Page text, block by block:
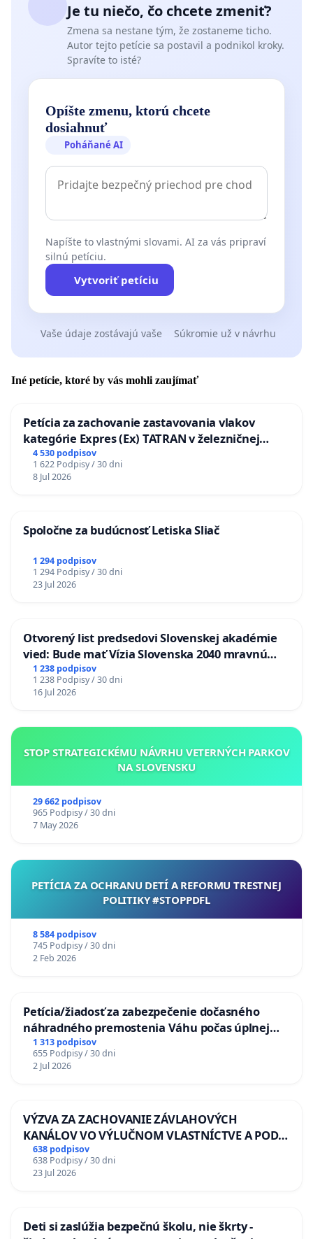
Je tu niečo, čo chcete zmeniť?
Zmena sa nestane tým, že zostaneme ticho.
Autor tejto petície sa postavil a podnikol kroky.
Spravíte to isté?
Opíšte zmenu, ktorú chcete
dosiahnuť
Poháňané AI
Napíšte to vlastnými slovami. AI za vás pripraví
silnú petíciu.
Vytvoriť petíciu
Vaše údaje zostávajú vaše Súkromie už v návrhu
Iné petície, ktoré by vás mohli zaujímať
Petícia za zachovanie zastavovania vlakov
kategórie Expres (Ex) TATRAN v železničnej
stanici Púchov
4 530 podpisov
1 622 Podpisy / 30 dni
8 Jul 2026
Spoločne za budúcnosť Letiska Sliač
1 294 podpisov
1 294 Podpisy / 30 dni
23 Jul 2026
Otvorený list predsedovi Slovenskej akadémie
vied: Bude mať Vízia Slovenska 2040 mravnú
chrbticu?
1 238 podpisov
1 238 Podpisy / 30 dni
16 Jul 2026
STOP STRATEGICKÉMU NÁVRHU VETERNÝCH PARKOV
NA SLOVENSKU
29 662 podpisov
965 Podpisy / 30 dni
7 May 2026
PETÍCIA ZA OCHRANU DETÍ A REFORMU TRESTNEJ
POLITIKY #STOPPDFL
8 584 podpisov
745 Podpisy / 30 dni
2 Feb 2026
Petícia/žiadosť za zabezpečenie dočasného
náhradného premostenia Váhu počas úplnej
uzávery Vážskeho mosta v Komárne
1 313 podpisov
655 Podpisy / 30 dni
2 Jul 2026
VÝZVA ZA ZACHOVANIE ZÁVLAHOVÝCH
KANÁLOV VO VÝLUČNOM VLASTNÍCTVE A POD
KONTROLOU SLOVENSKEJ REPUBLIKY & žiadosť
na riešenie zanedbaného stavu závlahových a
odvodňovacích kanálov na Slovensku
638 podpisov
638 Podpisy / 30 dni
23 Jul 2026
Deti si zaslúžia bezpečnú školu, nie škrty -